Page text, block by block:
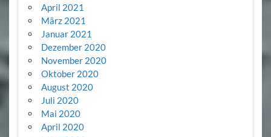
April 2021
März 2021
Januar 2021
Dezember 2020
November 2020
Oktober 2020
August 2020
Juli 2020
Mai 2020
April 2020